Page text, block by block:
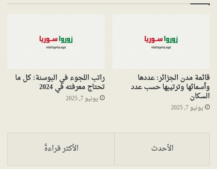
قائمة مدن الجزائر: عددها
وأسمائها وترتيبها حسب عدد
السكان
يونيو 7, 2025
راتب اللجوء في البوسنة: كل ما
تحتاج معرفته في 2024
يونيو 7, 2025
الأحدث الأكثر قراءةً